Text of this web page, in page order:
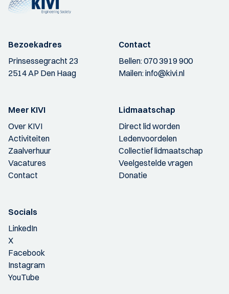
Bezoekadres
Prinsessegracht 23
2514 AP Den Haag
Contact
Bellen:070 3919 900
Mailen:info@kivi.nl
Meer KIVI
Over KIVI
Activiteiten
Zaalverhuur
Vacatures
Contact
Lidmaatschap
Direct lid worden
Ledenvoordelen
Collectief lidmaatschap
Veelgestelde vragen
Donatie
Socials
LinkedIn
X
Facebook
Instagram
YouTube